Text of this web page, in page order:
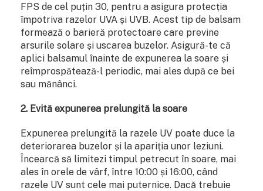
FPS de cel puțin 30, pentru a asigura protecția
împotriva razelor UVA și UVB. Acest tip de balsam
formează o barieră protectoare care previne
arsurile solare și uscarea buzelor. Asigură-te că
aplici balsamul înainte de expunerea la soare și
reîmprospătează-l periodic, mai ales după ce bei
sau mănânci.
2. Evită expunerea prelungită la soare
Expunerea prelungită la razele UV poate duce la
deteriorarea buzelor și la apariția unor leziuni.
Încearcă să limitezi timpul petrecut în soare, mai
ales în orele de vârf, între 10:00 și 16:00, când
razele UV sunt cele mai puternice. Dacă trebuie